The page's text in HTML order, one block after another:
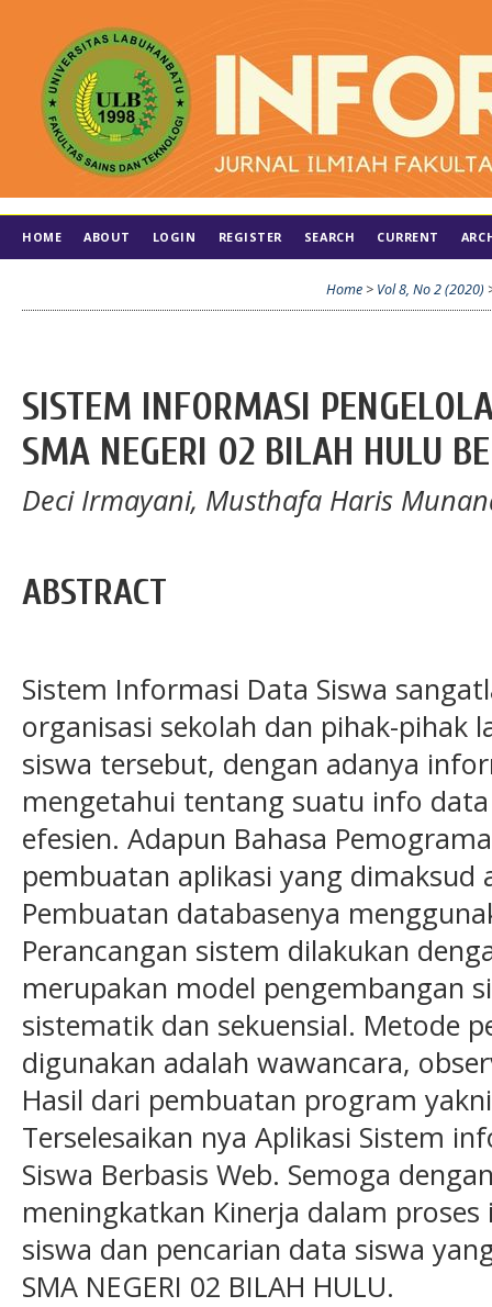
HOME ABOUT LOGIN REGISTER SEARCH CURRENT
Home > Vol 8, No 2 (2020)
SISTEM INFORMASI
SMA NEGERI 02 BILAH HULU
Deci Irmayani, Musthafa Haris
ABSTRACT
Sistem Informasi Data Siswa
organisasi sekolah dan pihak-pihak
siswa tersebut, dengan adanya
mengetahui tentang suatu info
efesien. Adapun Bahasa
pembuatan aplikasi yang dimaksud
Pembuatan databasenya
Perancangan sistem dilakukan
merupakan model pengembangan
sistematik dan sekuensial. Metode
digunakan adalah wawancara,
Hasil dari pembuatan program
Terselesaikan nya Aplikasi Sistem
Siswa Berbasis Web. Semoga
meningkatkan Kinerja dalam
siswa dan pencarian data siswa
SMA NEGERI 02 BILAH HULU.